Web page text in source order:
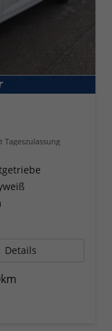
Tageszulassung
Details